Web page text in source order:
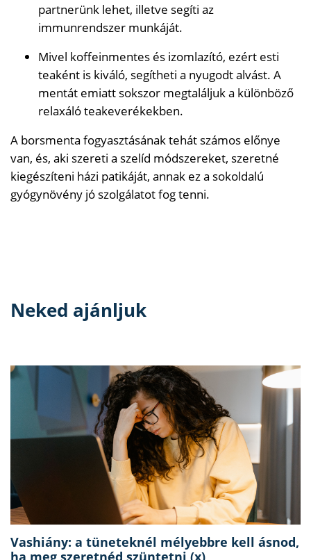
partnerünk lehet, illetve segíti az
immunrendszer munkáját.
Mivel koffeinmentes és izomlazító, ezért esti
teaként is kiváló, segítheti a nyugodt alvást. A
mentát emiatt sokszor megtaláljuk a különböző
relaxáló teakeverékekben.
A borsmenta fogyasztásának tehát számos előnye
van, és, aki szereti a szelíd módszereket, szeretné
kiegészíteni házi patikáját, annak ez a sokoldalú
gyógynövény jó szolgálatot fog tenni.
Neked ajánljuk
Vashiány: a tüneteknél mélyebbre kell ásnod,